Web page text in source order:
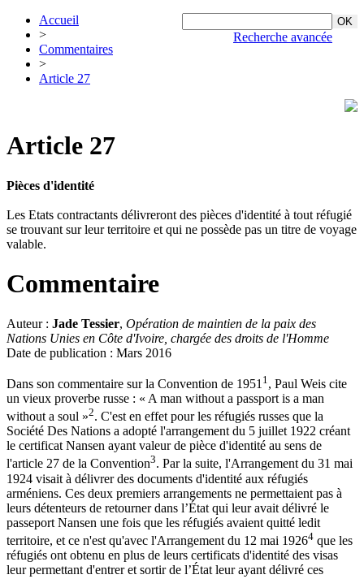
Recherche avancée
Accueil
>
Commentaires
>
Article 27
Article 27
Pièces d'identité
Les Etats contractants délivreront des pièces d'identité à tout réfugié
se trouvant sur leur territoire et qui ne possède pas un titre de voyage
valable.
Commentaire
Auteur : Jade Tessier, Opération de maintien de la paix des
Nations Unies en Côte d'Ivoire, chargée des droits de l'Homme
Date de publication : Mars 2016
Dans son commentaire sur la Convention de 1951 1 , Paul Weis cite
un vieux proverbe russe : « A man without a passport is a man
without a soul »2. C'est en effet pour les réfugiés russes que la
Société Des Nations a adopté l'arrangement du 5 juillet 1922 créant
le certificat Nansen ayant valeur de pièce d'identité au sens de
l'article 27 de la Convention3. Par la suite, l'Arrangement du 31 mai
1924 visait à délivrer des documents d'identité aux réfugiés
arméniens. Ces deux premiers arrangements ne permettaient pas à
leurs détenteurs de retourner dans l’État qui leur avait délivré le
passeport Nansen une fois que les réfugiés avaient quitté ledit
territoire, et ce n'est qu'avec l'Arrangement du 12 mai 19264 que les
réfugiés ont obtenu en plus de leurs certificats d'identité des visas
leur permettant d'entrer et sortir de l’État leur ayant délivré ces